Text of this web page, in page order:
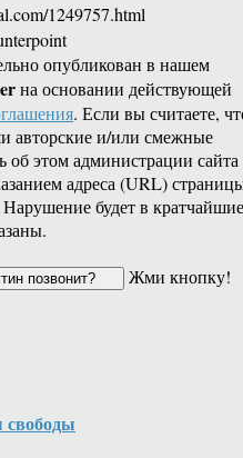
1249757.html
опубликован в нашем
на основании действующей
. Если вы считаете,
авторские и/или смежные
об этом администрации сайта
адреса (URL)
будет в кратчайшие
Жми кнопку!